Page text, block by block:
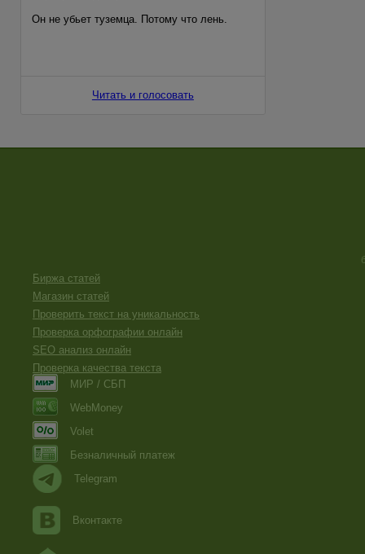
Он не убьет туземца. Потому что лень.
Читать и голосовать
Биржа статей
Магазин статей
Проверить текст на уникальность
Проверка орфографии онлайн
SEO анализ онлайн
Проверка качества текста
МИР / СБП
WebMoney
Volet
Безналичный платеж
Telegram
Вконтакте